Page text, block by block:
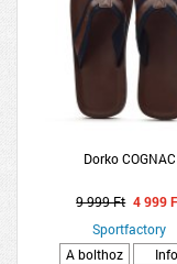
Dorko COGNAC
9 999 Ft 4 999
Sportfactory
A bolthoz
Info